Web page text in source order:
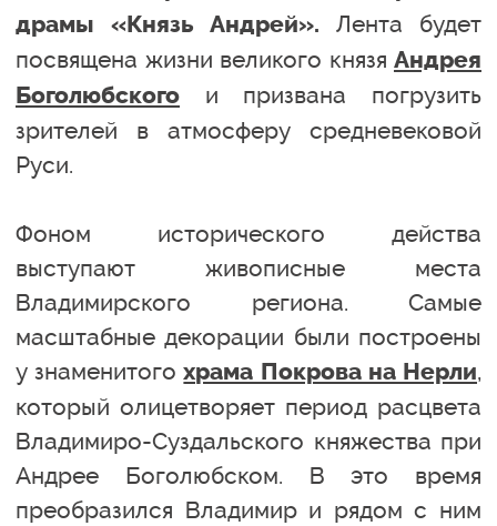
драмы «Князь Андрей». Лента будет
посвящена жизни великого князя Андрея
Боголюбского и призвана погрузить
зрителей в атмосферу средневековой
Руси.
Фоном исторического действа
выступают живописные места
Владимирского региона. Самые
масштабные декорации были построены
у знаменитогохрама Покрова на Нерли,
который олицетворяет период расцвета
Владимиро-Суздальского княжества при
Андрее Боголюбском. В это время
преобразился Владимир и рядом с ним